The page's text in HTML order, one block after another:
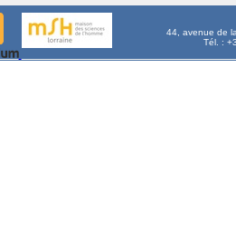
44, avenue de
Tél. :